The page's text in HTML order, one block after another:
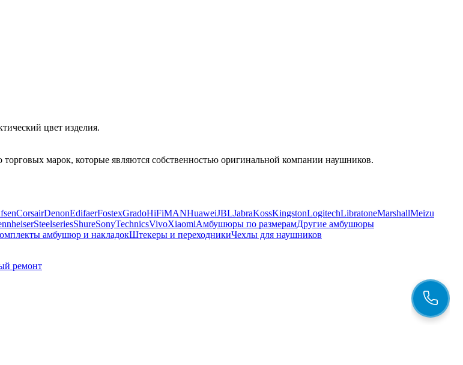
цвет изделия.
марок, которые являются собственностью оригинальной компании наушников.
CorsairDenonEdifaerFostexGradoHiFiMANHuaweiJBLJabraKossKingstonLogitechLibratoneMarshallMeizu
SteelseriesShureSonyTechnicsVivoXiaomiАмбушюры по размерамДругие амбушюры
амбушюр и накладокШтекеры и переходникиЧехлы для наушников
ремонт